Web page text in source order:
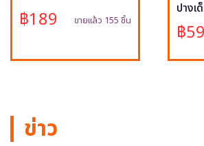
฿189 ขายแล้ว 155 ชิ้น
ปางเ
฿59
ข่าว